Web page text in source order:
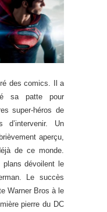
des comics. Il a
sa patte pour
super-héros de
d’intervenir. Un
aperçu,
de ce monde.
dévoilent le
Le succès
Warner Bros à le
pierre du DC